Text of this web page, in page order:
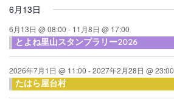
ト,
6月13日
6月13日 @ 08:00 - 11月8日 @ 17:00
とよね里山スタンプラリー2026
2026年7月1日 @ 11:00 -2027年2月28日 @ 23:00
たはら屋台村